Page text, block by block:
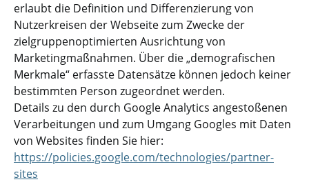
erlaubt die Definition und Differenzierung von
Nutzerkreisen der Webseite zum Zwecke der
zielgruppenoptimierten Ausrichtung von
Marketingmaßnahmen. Über die „demografischen
Merkmale“ erfasste Datensätze können jedoch keiner
bestimmten Person zugeordnet werden.
Details zu den durch Google Analytics angestoßenen
Verarbeitungen und zum Umgang Googles mit Daten
von Websites finden Sie hier:
https://policies.google.com/technologies/partner-
sites